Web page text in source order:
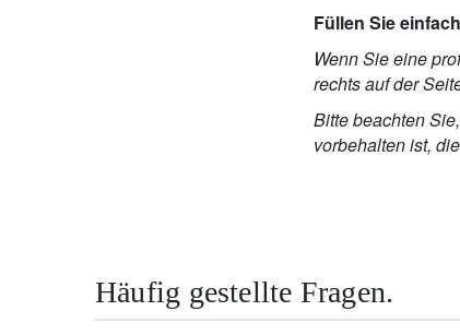
Füllen Sie
Wenn Sie eine
rechts auf der
Bitte beachten
vorbehalten ist,
Häufig gestellte Fragen.